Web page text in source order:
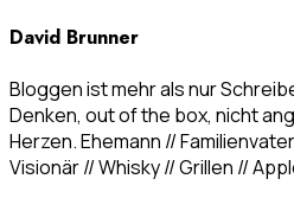
David Brunner
Bloggen ist mehr als nur
Denken, out of the box, nicht
Herzen. Ehemann //
Visionär // Whisky // Grillen //